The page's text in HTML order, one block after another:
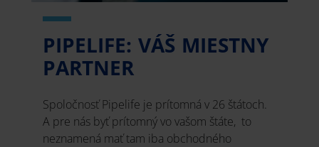
PIPELIFE: VÁŠ MIESTNY
PARTNER
Spoločnosť Pipelife je prítomná v 26 štátoch.
A pre nás byť prítomný vo vašom štáte, to
neznamená mať tam iba obchodného